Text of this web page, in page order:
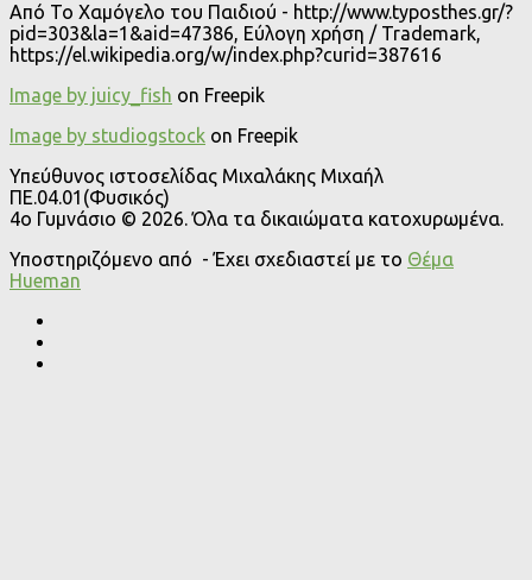
Από Το Χαμόγελο του Παιδιού - http://www.typosthes.gr/?
pid=303&la=1&aid=47386, Εύλογη χρήση / Trademark,
https://el.wikipedia.org/w/index.php?curid=387616
Image by juicy_fish on Freepik
Image by studiogstock on Freepik
Υπεύθυνος ιστοσελίδας Μιχαλάκης Μιχαήλ
ΠΕ.04.01(Φυσικός)
4o Γυμνάσιο © 2026. Όλα τα δικαιώματα κατοχυρωμένα.
Υποστηριζόμενο από - Έχει σχεδιαστεί με το Θέμα
Ηueman